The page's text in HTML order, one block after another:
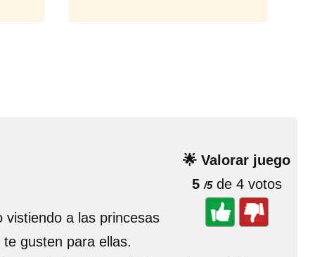
🌟 Valorar juego
5 /5de 4 votos
vistiendo a las princesas
gusten para ellas.